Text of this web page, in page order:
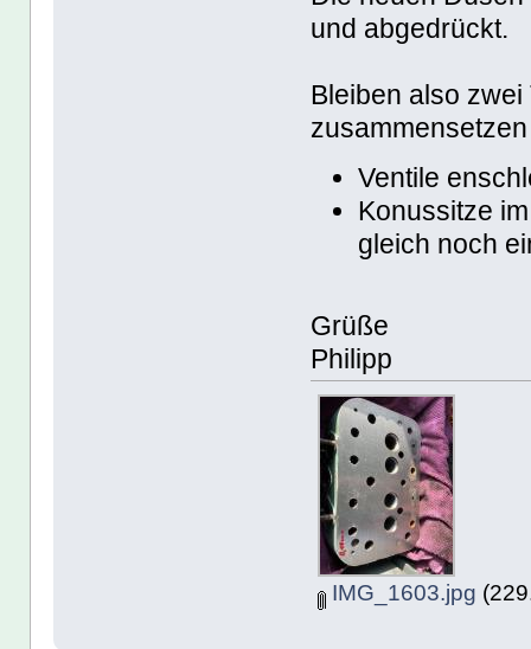
und abgedrückt.
Bleiben also
Ventile
Konussitze
gleich noch
Grüße
Philipp
IMG_1603.jpg